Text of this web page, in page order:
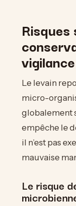
vigilance
Le levain
micro-
globalement
empêche le
il n’est pas
mauvaise
Le risque